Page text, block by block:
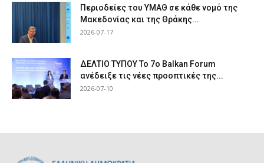
Περιοδείες του ΥΜΑΘ σε κάθε νομό της
Μακεδονίας και της Θράκης...
2026-07-17
ΔΕΛΤΙΟ ΤΥΠΟΥ Το 7ο Balkan Forum
ανέδειξε τις νέες προοπτικές της...
2026-07-10